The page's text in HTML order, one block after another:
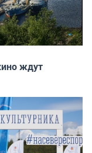
ждут